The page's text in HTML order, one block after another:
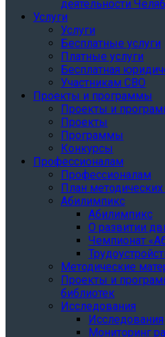
деятельности
Услуги
Услуги
Бесплатные услуги
Платные услуги
Бесплатная
Участникам СВО
Проекты и программы
Проекты и
Проекты
Программы
Конкурсы
Профессионалам
Профессионалам
План
Абилимпикс
Абилимпикс
О развитии
Чемпионат
Методические
Проекты и
библиотек
Исследования
Исследования
Мониторинг